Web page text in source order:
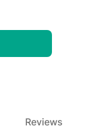
Reviews